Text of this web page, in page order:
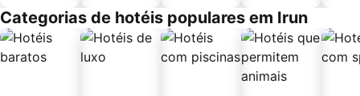
Categorias de hotéis populares em Irun